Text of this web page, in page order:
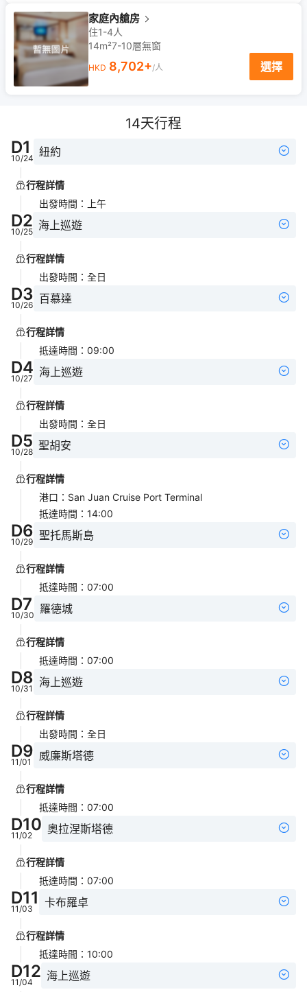
家庭內艙房
住1-4人
14m²7-10層無窗
HKD 8,702+/人 選擇
14天行程
D1
10/24 紐約
行程詳情
出發時間 ： 上午
D2
10/25 海上巡遊
行程詳情
出發時間 ： 全日
D3
10/26 百慕達
行程詳情
抵達時間 ： 09:00
D4
10/27 海上巡遊
行程詳情
出發時間 ： 全日
D5
10/28 聖胡安
行程詳情
港口 ： San Juan Cruise Port Terminal
抵達時間 ： 14:00
D6
10/29 聖托馬斯島
行程詳情
抵達時間 ： 07:00
D7
10/30 羅德城
行程詳情
抵達時間 ： 07:00
D8
10/31 海上巡遊
行程詳情
出發時間 ： 全日
D9
11/01 威廉斯塔德
行程詳情
抵達時間 ： 07:00
D10
11/02 奧拉涅斯塔德
行程詳情
抵達時間 ： 07:00
D11
11/03 卡布羅卓
行程詳情
抵達時間 ： 10:00
D12
11/04 海上巡遊